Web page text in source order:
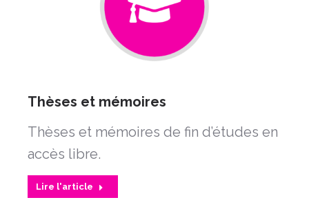
Thèses et mémoires
Thèses et mémoires de fin d’études en
accès libre.
Lire l'article